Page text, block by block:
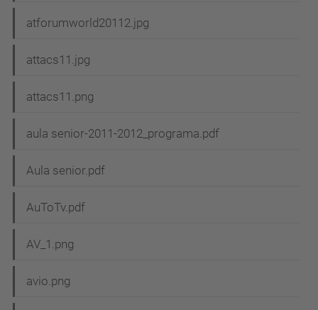
atforumworld20112.jpg
attacs11.jpg
attacs11.png
aula senior-2011-2012_programa.pdf
Aula senior.pdf
AuToTv.pdf
AV_1.png
avio.png